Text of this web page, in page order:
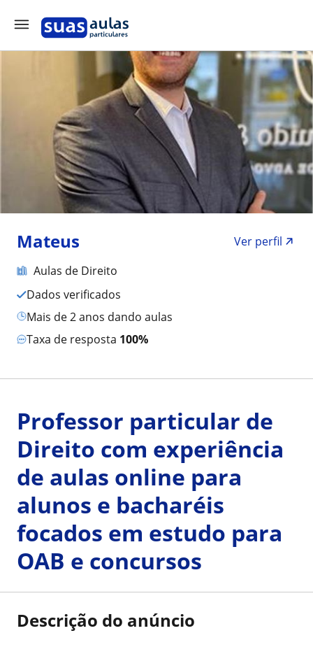
Mateus
Ver perfil
Aulas de Direito
Dados verificados
mais de 2 anos dando aulas
Taxa de resposta 100%
Professor particular de
Direito com experiência
de aulas online para
alunos e bacharéis
focados em estudo para
OAB e concursos
Descrição do anúncio